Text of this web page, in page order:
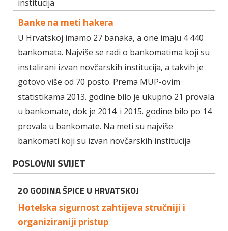
institucija
Banke na meti hakera
U Hrvatskoj imamo 27 banaka, a one imaju 4 440
bankomata. Najviše se radi o bankomatima koji su
instalirani izvan novčarskih institucija, a takvih je
gotovo više od 70 posto. Prema MUP-ovim
statistikama 2013. godine bilo je ukupno 21 provala
u bankomate, dok je 2014. i 2015. godine bilo po 14
provala u bankomate. Na meti su najviše
bankomati koji su izvan novčarskih institucija
POSLOVNI SVIJET
20 GODINA ŠPICE U HRVATSKOJ
Hotelska sigurnost zahtijeva stručniji i
organiziraniji pristup